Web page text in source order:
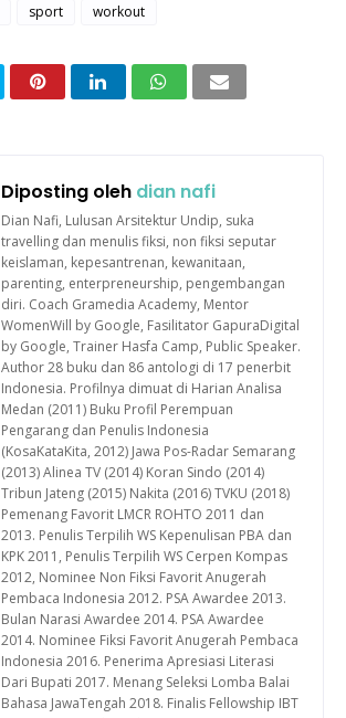
sport workout
Diposting oleh dian nafi
Dian Nafi, Lulusan Arsitektur Undip, suka
travelling dan menulis fiksi, non fiksi seputar
keislaman, kepesantrenan, kewanitaan,
parenting, enterpreneurship, pengembangan
diri. Coach Gramedia Academy, Mentor
WomenWill by Google, Fasilitator GapuraDigital
by Google, Trainer Hasfa Camp, Public Speaker.
Author 28 buku dan 86 antologi di 17 penerbit
Indonesia. Profilnya dimuat di Harian Analisa
Medan (2011) Buku Profil Perempuan
Pengarang dan Penulis Indonesia
(KosaKataKita, 2012) Jawa Pos-Radar Semarang
(2013) Alinea TV (2014) Koran Sindo (2014)
Tribun Jateng (2015) Nakita (2016) TVKU (2018)
Pemenang Favorit LMCR ROHTO 2011 dan
2013. Penulis Terpilih WS Kepenulisan PBA dan
KPK 2011, Penulis Terpilih WS Cerpen Kompas
2012, Nominee Non Fiksi Favorit Anugerah
Pembaca Indonesia 2012. PSA Awardee 2013.
Bulan Narasi Awardee 2014. PSA Awardee
2014. Nominee Fiksi Favorit Anugerah Pembaca
Indonesia 2016. Penerima Apresiasi Literasi
Dari Bupati 2017. Menang Seleksi Lomba Balai
Bahasa JawaTengah 2018. Finalis Fellowship IBT